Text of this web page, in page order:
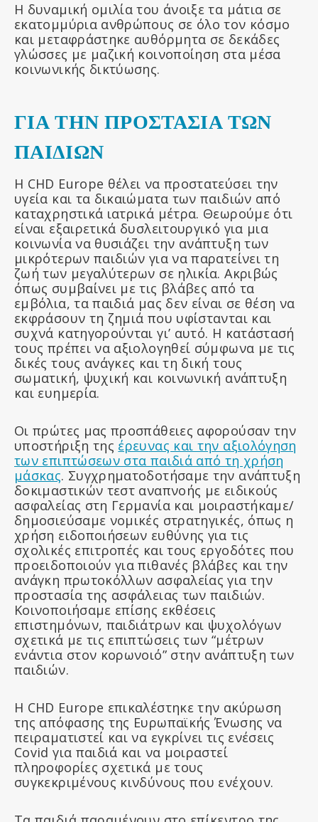
Η δυναμική ομιλία του άνοιξε τα μάτια σε
εκατομμύρια ανθρώπους σε όλο τον κόσμο
και μεταφράστηκε αυθόρμητα σε δεκάδες
γλώσσες με μαζική κοινοποίηση στα μέσα
κοινωνικής δικτύωσης.
ΓΙΑ ΤΗΝ ΠΡΟΣΤΑΣΙΑ ΤΩΝ
ΠΑΙΔΙΩΝ
Η CHD Europe θέλει να προστατεύσει την
υγεία και τα δικαιώματα των παιδιών από
καταχρηστικά ιατρικά μέτρα. Θεωρούμε ότι
είναι εξαιρετικά δυσλειτουργικό για μια
κοινωνία να θυσιάζει την ανάπτυξη των
μικρότερων παιδιών για να παρατείνει τη
ζωή των μεγαλύτερων σε ηλικία. Ακριβώς
όπως συμβαίνει με τις βλάβες από τα
εμβόλια, τα παιδιά μας δεν είναι σε θέση να
εκφράσουν τη ζημιά που υφίστανται και
συχνά κατηγορούνται γι’ αυτό. Η κατάστασή
τους πρέπει να αξιολογηθεί σύμφωνα με τις
δικές τους ανάγκες και τη δική τους
σωματική, ψυχική και κοινωνική ανάπτυξη
και ευημερία.
Οι πρώτες μας προσπάθειες αφορούσαν την
υποστήριξη της έρευνας και την αξιολόγηση
των επιπτώσεων στα παιδιά από τη χρήση
μάσκας. Συγχρηματοδοτήσαμε την ανάπτυξη
δοκιμαστικών τεστ αναπνοής με ειδικούς
ασφαλείας στη Γερμανία και μοιραστήκαμε/
δημοσιεύσαμε νομικές στρατηγικές, όπως η
χρήση ειδοποιήσεων ευθύνης για τις
σχολικές επιτροπές και τους εργοδότες που
προειδοποιούν για πιθανές βλάβες και την
ανάγκη πρωτοκόλλων ασφαλείας για την
προστασία της ασφάλειας των παιδιών.
Κοινοποιήσαμε επίσης εκθέσεις
επιστημόνων, παιδιάτρων και ψυχολόγων
σχετικά με τις επιπτώσεις των “μέτρων
ενάντια στον κορωνοιό” στην ανάπτυξη των
παιδιών.
Η CHD Europe επικαλέστηκε την ακύρωση
της απόφασης της Ευρωπαϊκής Ένωσης να
πειραματιστεί και να εγκρίνει τις ενέσεις
Covid για παιδιά και να μοιραστεί
πληροφορίες σχετικά με τους
συγκεκριμένους κινδύνους που ενέχουν.